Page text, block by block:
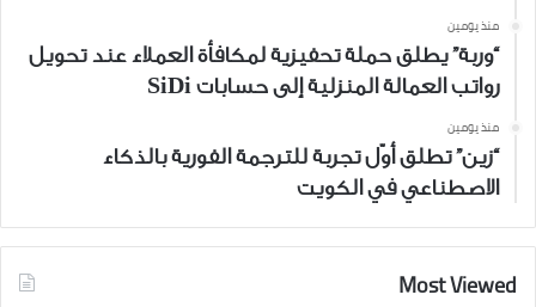
منذ يومين
“وربة” يطلق حملة تحفيزية لمكافأة العملاء عند تحويل
رواتب العمالة المنزلية إلى حسابات SiDi
منذ يومين
“زين” تطلق أوّل تجربة للترجمة الفورية بالذكاء
الاصطناعي في الكويت
Most Viewed